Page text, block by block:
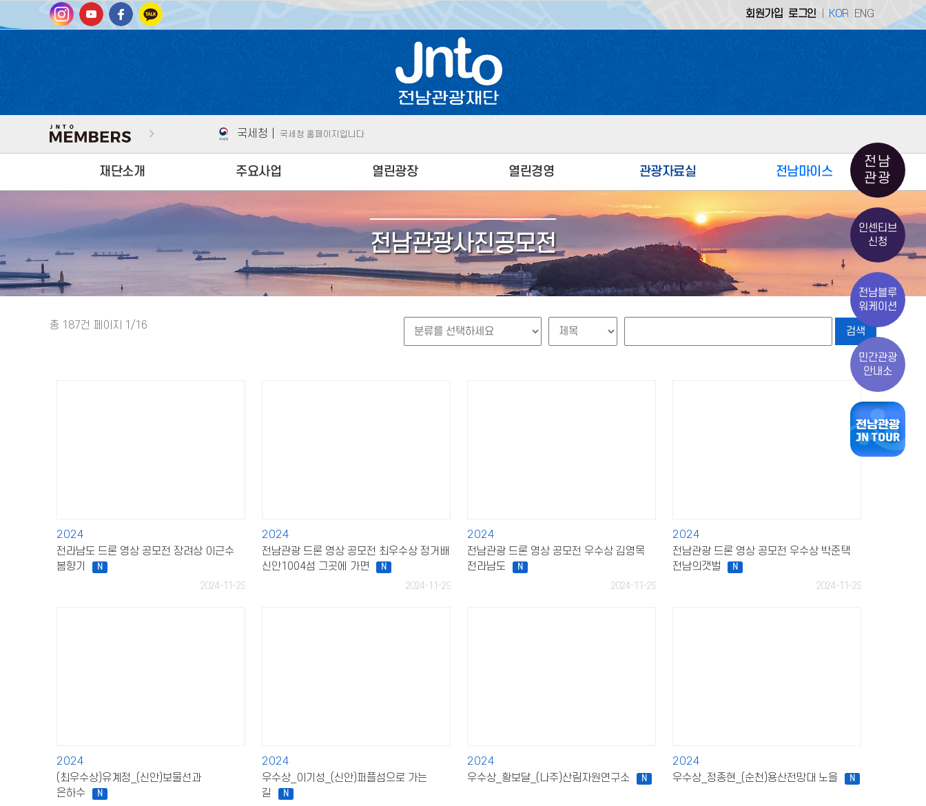
회원가입 로그인 KOR ENG
전남 여행정보 안내 시스템입니다
전남의 역사가 깃든 고택을 소개합니다
국세청 | 국세청 홈페이지입니다
남도여행길잡이 | 전남 여행정보 안내 시스템입니다 전라남도청 홈페이지 | 생명의 땅 으뜸 전남
재단소개 주요사업 열린광장 열린경영 관광자료실 전남마이스
대표이사 인사말
CI
BI
오시는길
국내‧외 관광객 유치
관광사업체 육성/인력양성
인센티브 지원
입찰공고
채용공고
보도자료
(구)고객문의
사전정보공개
경영공시
ESG경영
인권경영
전남관광통계
홍보자료
민간관광안내소
전남관광사진공모전
MICE 얼라이언스
MICE 지원제도
MICE 공지사항
전남관광사진공모전
전남
관광
인센티브
신청
전남블루
워케이션
민간관광
안내소
총 187건 페이지 1/16 검색
2024
전라남도 드론 영상 공모전 장려상 이근수
봄향기
N
2024-11-29
2024
전남관광 드론 영상 공모전 최우수상 정거배
신안1004섬 그곳에 가면
N
2024-11-29
2024
전남관광 드론 영상 공모전 우수상 김영목
전라남도
N
2024-11-29
2024
전남관광 드론 영상 공모전 우수상 박준택
전남의갯벌
N
2024-11-29
2024
(최우수상)유계정_(신안)보물선과
은하수
N
2024
우수상_이기성_(신안)퍼플섬으로 가는
길
N
2024
우수상_황보달_(나주)산림자원연구소
N
2024
우수상_정종현_(순천)용산전망대 노을
N